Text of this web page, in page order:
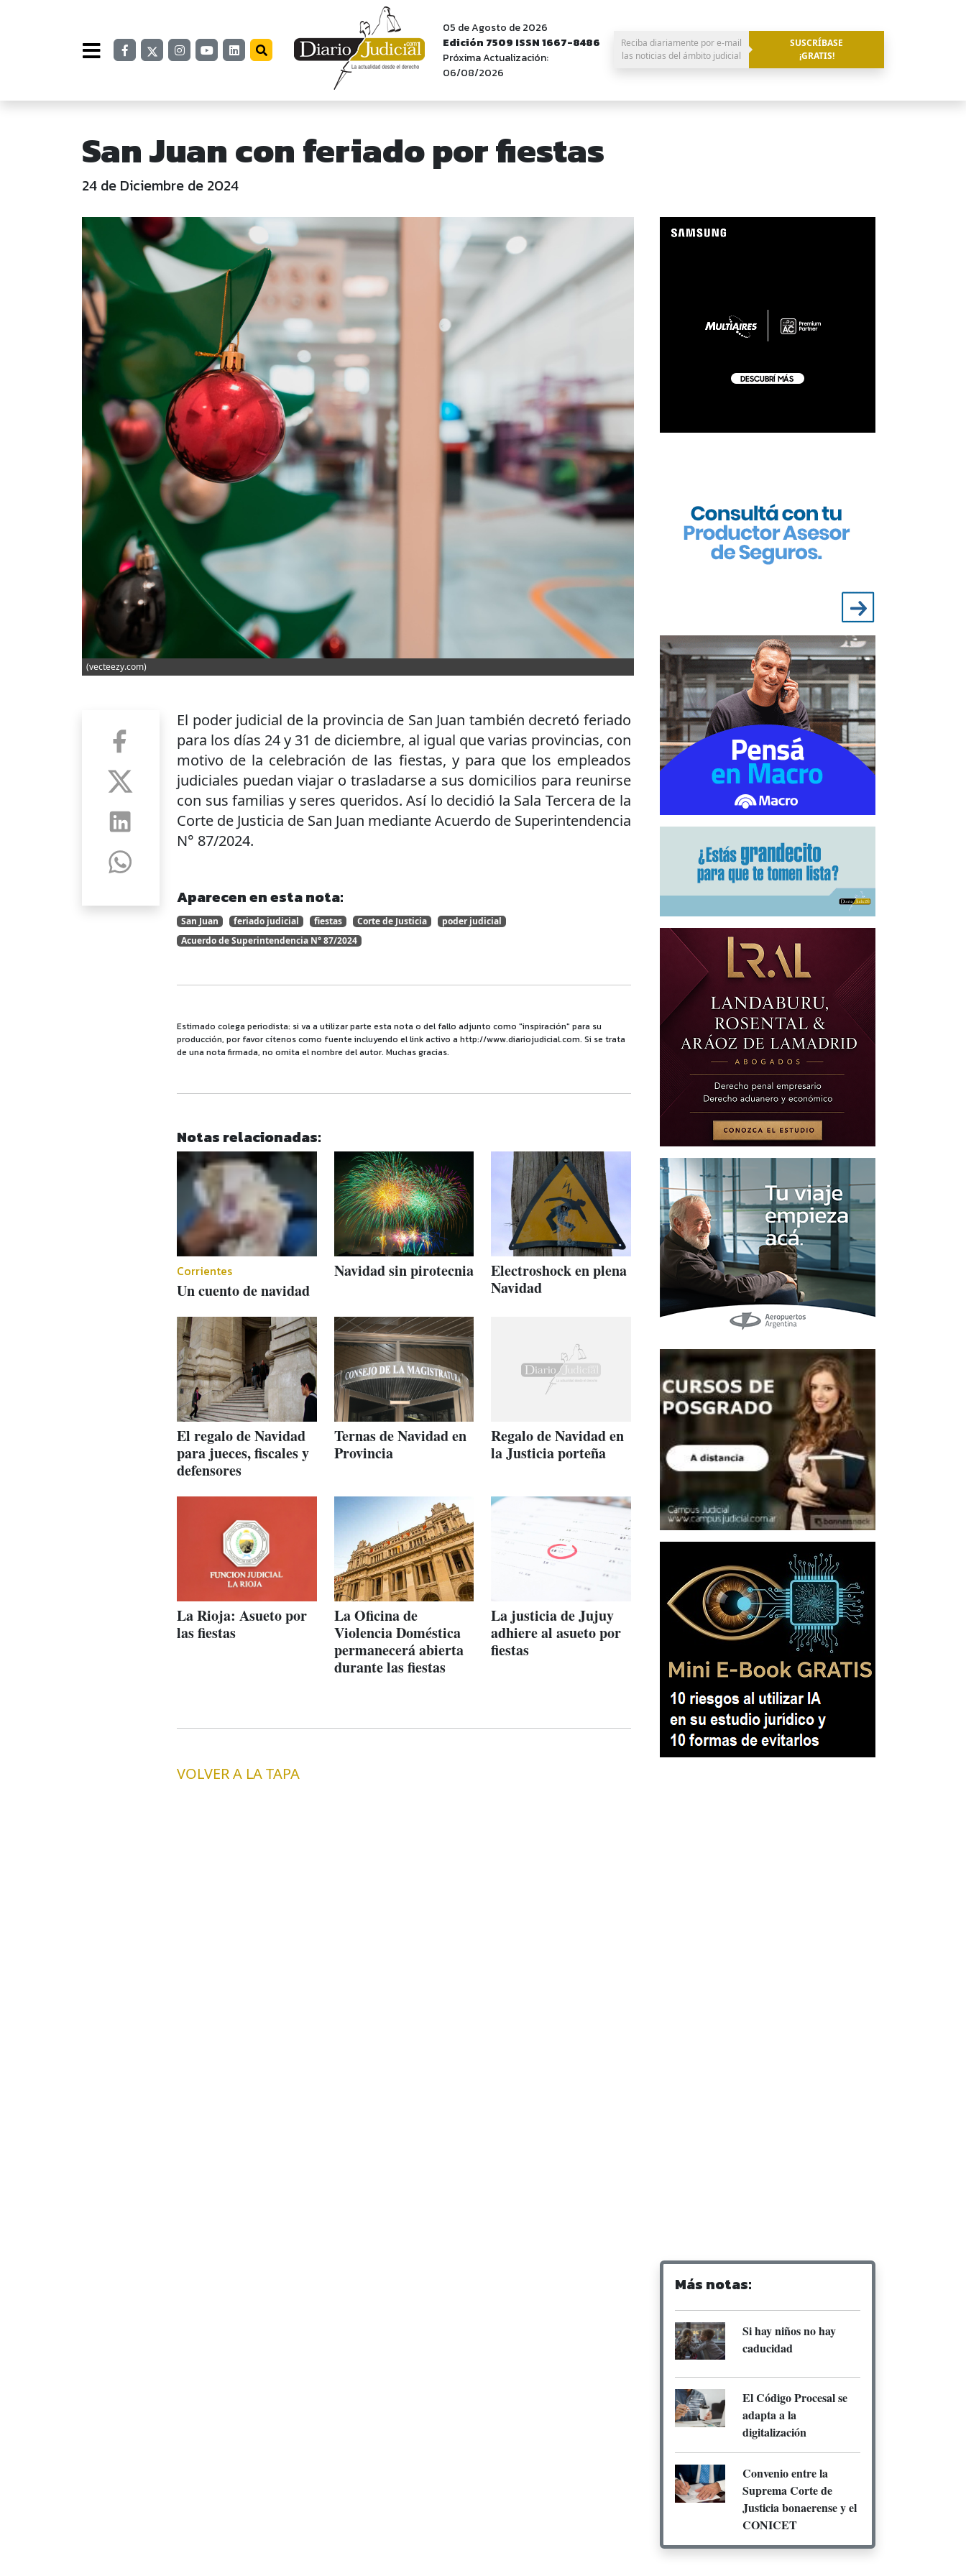
05 de Agosto de 2026
Edición 7509 ISSN 1667-8486
Próxima Actualización:
06/08/2026
Reciba diariamente por e-mail
las noticias del ámbito judicial
SUSCRÍBASE
¡GRATIS!
San Juan con feriado por fiestas
24 de Diciembre de 2024
(vecteezy.com)
El poder judicial de la provincia de San Juan también decretó feriado
para los días 24 y 31 de diciembre, al igual que varias provincias, con
motivo de la celebración de las fiestas, y para que los empleados
judiciales puedan viajar o trasladarse a sus domicilios para reunirse
con sus familias y seres queridos. Así lo decidió la Sala Tercera de la
Corte de Justicia de San Juan mediante Acuerdo de Superintendencia
N° 87/2024.
Aparecen en esta nota:
San Juan feriado judicial fiestas Corte de Justicia
poder judicial
Acuerdo de Superintendencia N° 87/2024
Estimado colega periodista: si va a utilizar parte esta nota o del fallo adjunto como "inspiración" para su
producción, por favor cítenos como fuente incluyendo el link activo a http://www.diariojudicial.com. Si se trata
de una nota firmada, no omita el nombre del autor. Muchas gracias.
Notas relacionadas:
Corrientes
Un cuento de navidad
Navidad sin pirotecnia
Electroshock en plena
Navidad
El regalo de Navidad
para jueces, fiscales y
defensores
Ternas de Navidad en
Provincia
Regalo de Navidad en
la Justicia porteña
La Rioja: Asueto por
las fiestas
La Oficina de
Violencia Doméstica
permanecerá abierta
durante las fiestas
La justicia de Jujuy
adhiere al asueto por
fiestas
VOLVER A LA TAPA
Más notas:
Si hay niños no hay
caducidad
El Código Procesal se
adapta a la
digitalización
Convenio entre la
Suprema Corte de
Justicia bonaerense y el
CONICET